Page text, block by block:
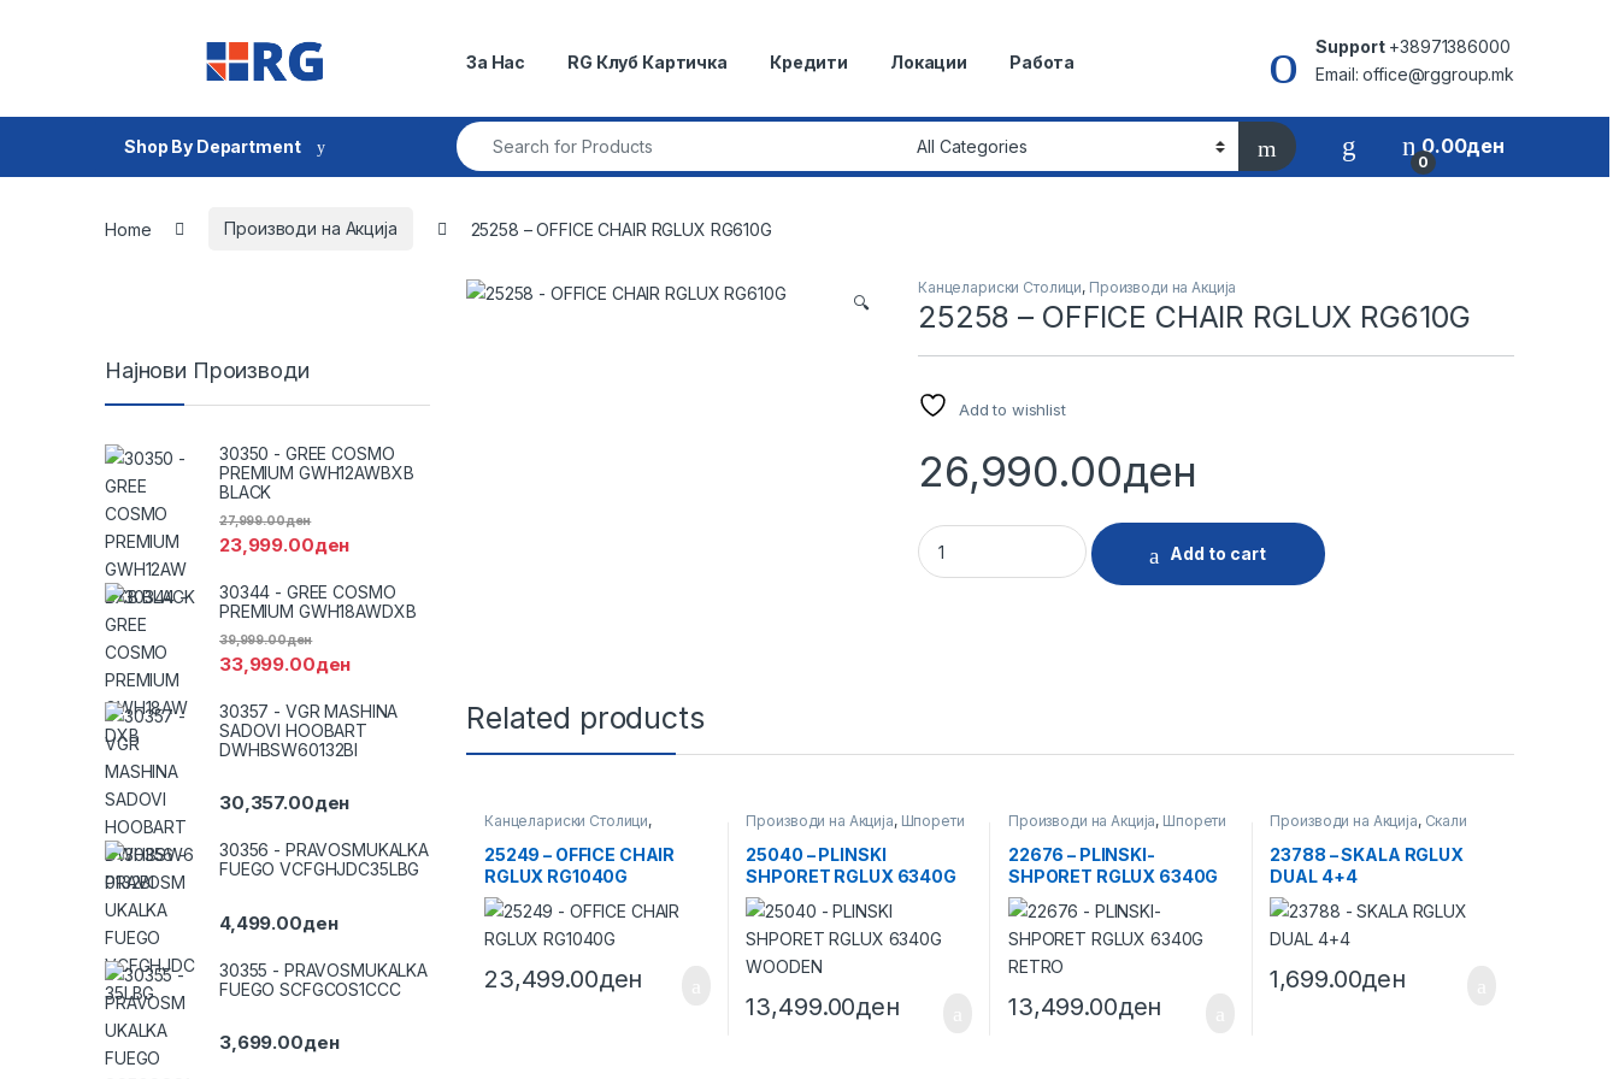
За Нас RG Клуб Картичка Кредити Локации Работа
Support+38971386000
Email: office@rggroup.mk
Shop By Department
Search for:
0
0.00ден
Home Производи на Акција 25258 – OFFICE CHAIR RGLUX RG610G
🔍
Канцелариски Столици, Производи на Акција
25258 – OFFICE CHAIR RGLUX RG610G
Add to wishlist
26,990.00ден
25258 - OFFICE CHAIR RGLUX RG610G quantity
Add to cart
Related products
Канцелариски Столици,
Производи на Акција
25249 – OFFICE CHAIR
RGLUX RG1040G
23,499.00ден
Производи на Акција, Шпорети
25040 – PLINSKI
SHPORET RGLUX 6340G
WOODEN
13,499.00ден
Производи на Акција, Шпорети
22676 – PLINSKI-
SHPORET RGLUX 6340G
RETRO
13,499.00ден
Производи на Акција, Скали
23788 – SKALA RGLUX
DUAL 4+4
1,699.00ден
Најнови Производи
30350 - GREE COSMO
PREMIUM GWH12AWBXB
BLACK
23,999.00ден
27,999.00ден
30344 - GREE COSMO
PREMIUM GWH18AWDXB
33,999.00ден
39,999.00ден
30357 - VGR MASHINA
SADOVI HOOBART
DWHBSW60132BI
30,357.00ден
30356 - PRAVOSMUKALKA
FUEGO VCFGHJDC35LBG
4,499.00ден
30355 - PRAVOSMUKALKA
FUEGO SCFGCOS1CCC
3,699.00ден